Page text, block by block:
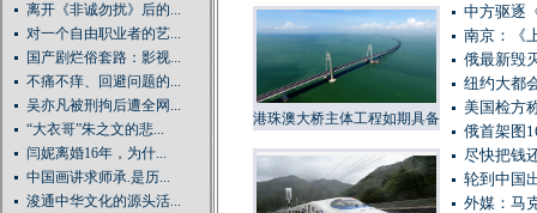
离开《非诚勿扰》后的...
对一个自由职业者的艺...
国产剧烂俗套路：影视...
不痛不痒、回避问题的...
吴亦凡被刑拘后遭全网...
“大衣哥”朱之文的悲...
闫妮离婚16年，为什...
中国画讲求师承.是历...
浚通中华文化的源头活...
港珠澳大桥主体工程如期具备
中方驱逐
南京：《
俄最新毁
纽约大都
美国检方
俄首架图
尽快把钱
轮到中国
外媒：马